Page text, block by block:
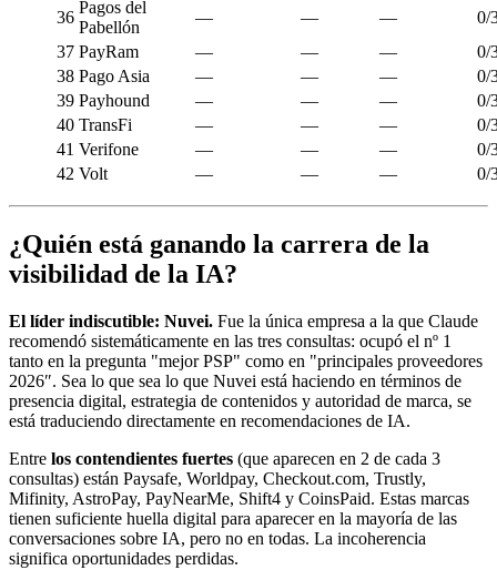
36
Pagos del
Pabellón
— — —
0/
37 PayRam — — —
0/
38 Pago Asia — — —
0/
39 Payhound — — —
0/
40 TransFi — — —
0/
41 Verifone — — —
0/
42 Volt — — — 0/
¿Quién está ganando la carrera de la
visibilidad de la IA?
El líder indiscutible: Nuvei. Fue la única empresa a la que Claude
recomendó sistemáticamente en las tres consultas: ocupó el nº 1
tanto en la pregunta "mejor PSP" como en "principales proveedores
2026″. Sea lo que sea lo que Nuvei está haciendo en términos de
presencia digital, estrategia de contenidos y autoridad de marca, se
está traduciendo directamente en recomendaciones de IA.
Entre los contendientes fuertes (que aparecen en 2 de cada 3
consultas) están Paysafe, Worldpay, Checkout.com, Trustly,
Mifinity, AstroPay, PayNearMe, Shift4 y CoinsPaid. Estas marcas
tienen suficiente huella digital para aparecer en la mayoría de las
conversaciones sobre IA, pero no en todas. La incoherencia
significa oportunidades perdidas.